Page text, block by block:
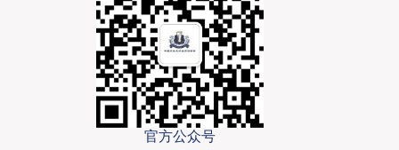
官方公众号